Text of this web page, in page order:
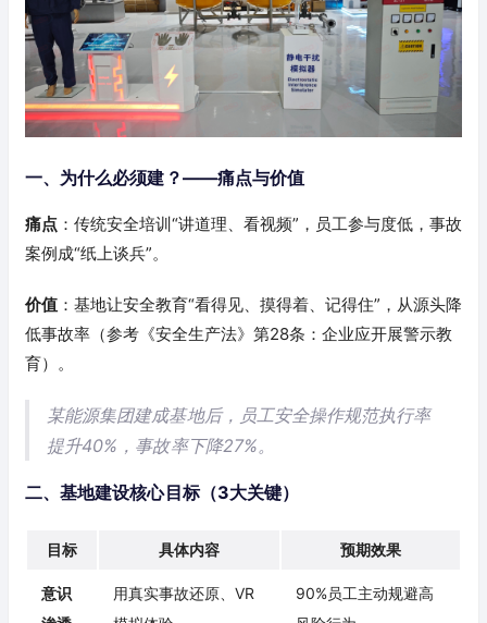
一、为什么必须建？——痛点与价值
痛点 ：传统安全培训“讲道理、看视频”，员工参与度低，事故
案例成“纸上谈兵”。
价值 ：基地让安全教育“看得见、摸得着、记得住”，从源头降
低事故率（参考《安全生产法》第28条：企业应开展警示教
育）。
某能源集团建成基地后，员工安全操作规范执行率
提升40%，事故率下降27%。
二、基地建设核心目标（3大关键）
目标 具体内容 预期效果
意识
用真实事故还原、VR
90%员工主动规避高